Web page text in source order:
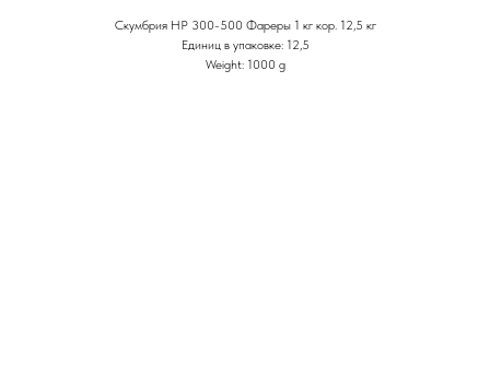
Скумбрия НР 300-500 Фареры 1 кг кор. 12,5 кг
Единиц в упаковке: 12,5
Weight: 1000 g